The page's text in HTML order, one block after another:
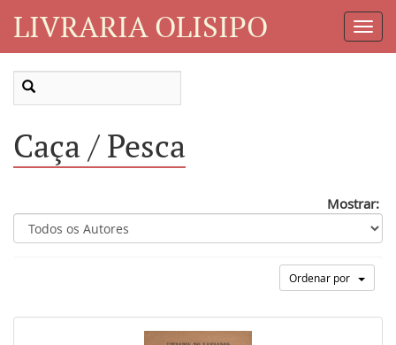
LIVRARIA OLISIPO
Caça / Pesca
Mostrar:
Ordenar por